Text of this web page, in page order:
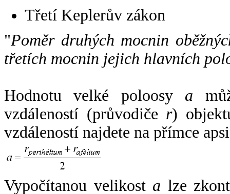
Třetí Keplerův zákon
"Poměr druhých mocnin
třetích mocnin jejich hlavních
Hodnotu velké poloosy a
vzdáleností (průvodiče r)
vzdáleností najdete na přímce
Vypočítanou velikost a lze